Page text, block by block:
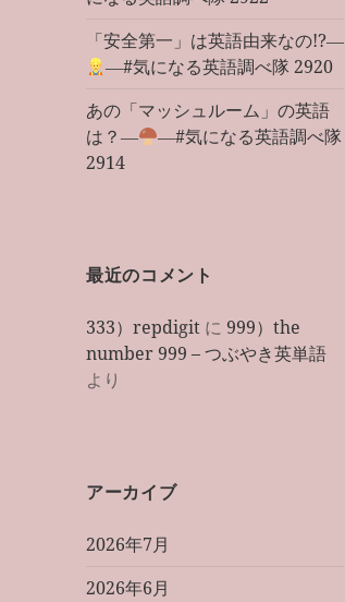
「安全第一」は英語由来なの!?―
―#気になる英語調べ隊 2920
あの「マッシュルーム」の英語
は？―
―#気になる英語調べ隊
2914
最近のコメント
333）repdigit に999）the
number 999 – つぶやき英単語
より
アーカイブ
2026年7月
2026年6月